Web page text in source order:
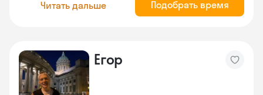
Читать дальше Подобрать время
Егор